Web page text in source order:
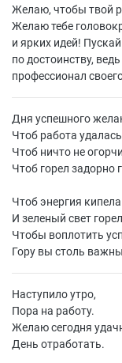
Желаю, чтобы твой
Желаю тебе
и ярких идей!
по достоинству,
профессионал
Дня успешного
Чтоб работа
Чтоб ничто не
Чтоб горел задорно
Чтоб энергия кипела
И зеленый свет
Чтобы воплотить
Гору вы столь
Наступило утро,
Пора на работу.
Желаю сегодня
День отработать.